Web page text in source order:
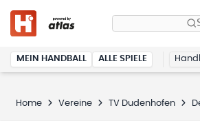
MEIN HANDBALL ALLE SPIELE
Home Vereine TV Dudenhofen